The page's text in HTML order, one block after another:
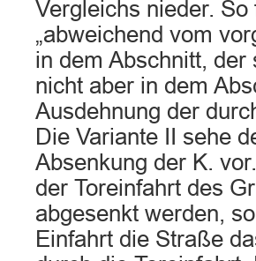
Vergleichs nieder.
„abweichend vom
in dem Abschnitt,
nicht aber in dem
Ausdehnung der
Die Variante II sehe
Absenkung der K.
der Toreinfahrt des
abgesenkt werden,
Einfahrt die Straße